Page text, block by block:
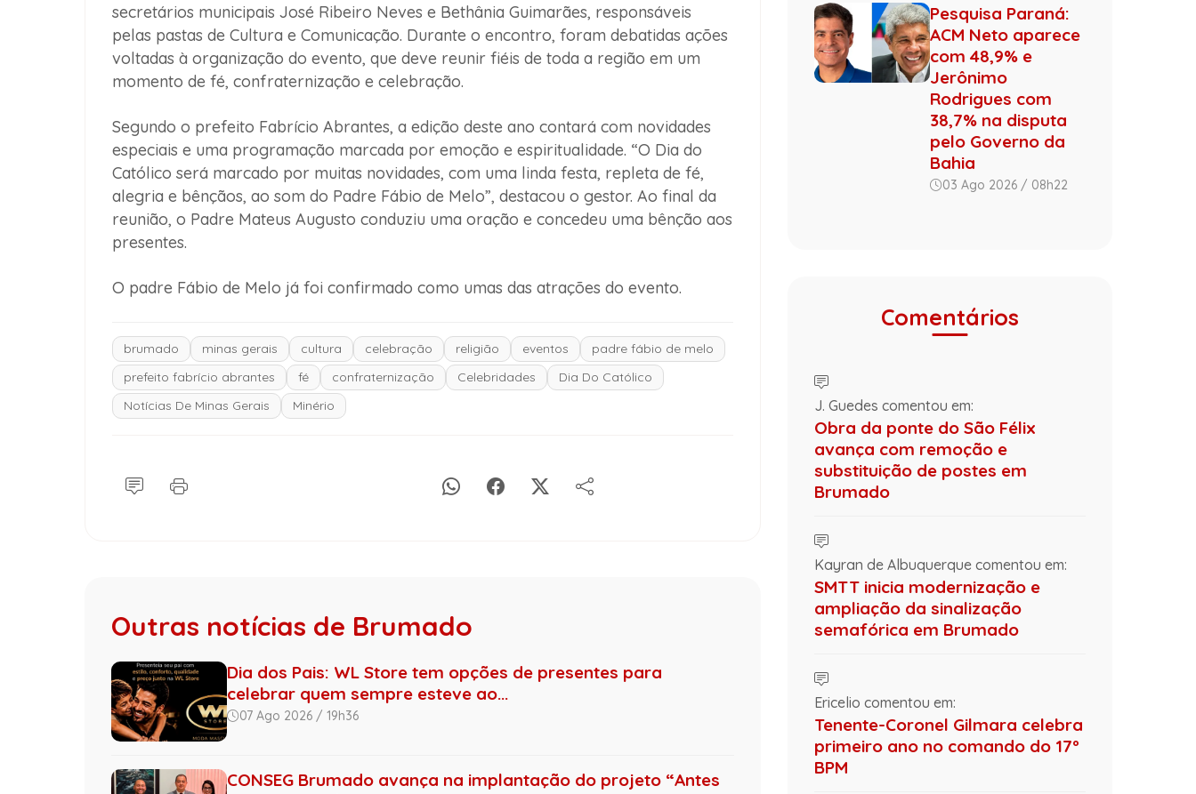
secretários municipais José Ribeiro Neves e Bethânia Guimarães, responsáveis
pelas pastas de Cultura e Comunicação. Durante o encontro, foram debatidas ações
voltadas à organização do evento, que deve reunir fiéis de toda a região em um
momento de fé, confraternização e celebração.
Segundo o prefeito Fabrício Abrantes, a edição deste ano contará com novidades
especiais e uma programação marcada por emoção e espiritualidade. “O Dia do
Católico será marcado por muitas novidades, com uma linda festa, repleta de fé,
alegria e bênçãos, ao som do Padre Fábio de Melo”, destacou o gestor. Ao final da
reunião, o Padre Mateus Augusto conduziu uma oração e concedeu uma bênção aos
presentes.
O padre Fábio de Melo já foi confirmado como umas das atrações do evento.
brumado minas gerais cultura celebração religião eventos
padre fábio de melo
prefeito fabrício abrantes
fé confraternização Celebridades
Dia Do Católico
Notícias De Minas Gerais
Minério
Outras notícias de Brumado
Dia dos Pais: WL Store tem opções de presentes para
celebrar quem sempre esteve ao...
07 Ago 2026 / 19h36
CONSEG Brumado avança na implantação do projeto “Antes
Pesquisa Paraná:
ACM Neto aparece
com 48,9% e
Jerônimo
Rodrigues com
38,7% na disputa
pelo Governo da
Bahia
03 Ago 2026 / 08h22
Comentários
J. Guedes comentou em:
Obra da ponte do São Félix
avança com remoção e
substituição de postes em
Brumado
Kayran de Albuquerque comentou em:
SMTT inicia modernização e
ampliação da sinalização
semafórica em Brumado
Ericelio comentou em:
Tenente-Coronel Gilmara celebra
primeiro ano no comando do 17º
BPM